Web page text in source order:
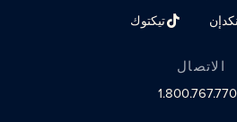
الشخصي على مواقع التواصل الاجتماعي
تيكتوك
رابط الملف الشخصي على مواقع
الاتصال